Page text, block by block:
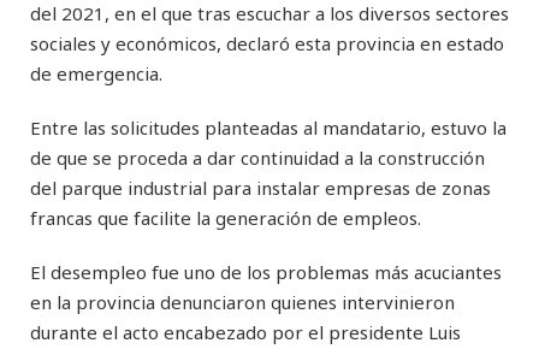
del 2021, en el que tras escuchar a los diversos sectores
sociales y económicos, declaró esta provincia en estado
de emergencia.
Entre las solicitudes planteadas al mandatario, estuvo la
de que se proceda a dar continuidad a la construcción
del parque industrial para instalar empresas de zonas
francas que facilite la generación de empleos.
El desempleo fue uno de los problemas más acuciantes
en la provincia denunciaron quienes intervinieron
durante el acto encabezado por el presidente Luis